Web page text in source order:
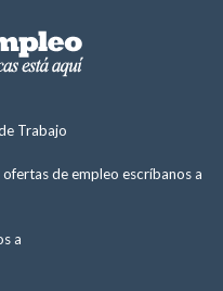
Trabajo
de empleo escríbanos a
a